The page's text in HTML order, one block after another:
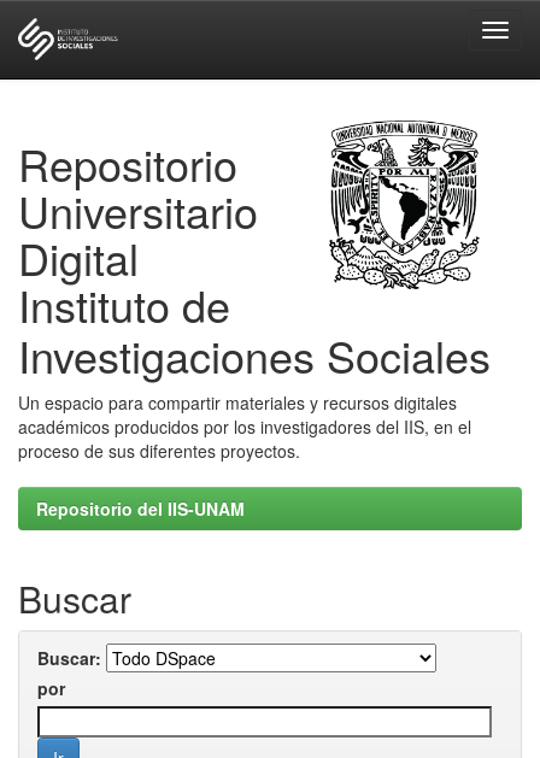
Repositorio
Universitario
Digital
Instituto de
Investigaciones Sociales
Un espacio para compartir materiales y recursos digitales
académicos producidos por los investigadores del IIS, en el
proceso de sus diferentes proyectos.
Repositorio del IIS-UNAM
Buscar
Buscar:
por